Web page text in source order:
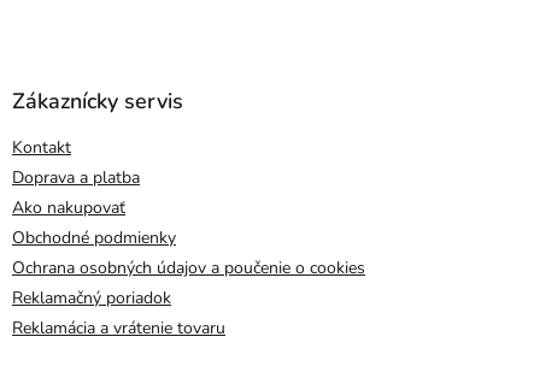
Zákaznícky servis
Kontakt
Doprava a platba
Ako nakupovať
Obchodné podmienky
Ochrana osobných údajov a poučenie o cookies
Reklamačný poriadok
Reklamácia a vrátenie tovaru